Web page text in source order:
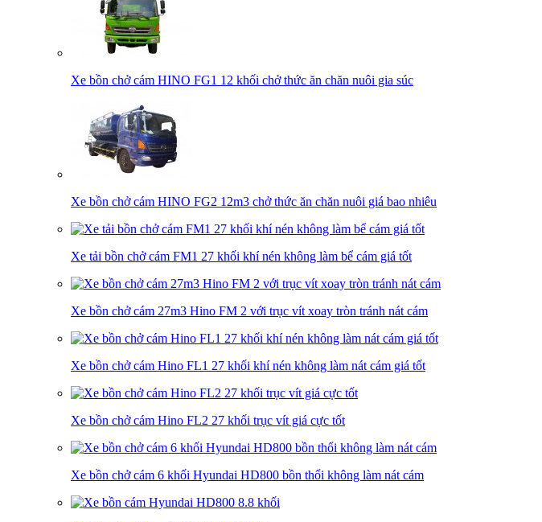
Xe bồn chở cám HINO FG1 12 khối chở thức ăn chăn nuôi gia súc
Xe bồn chở cám HINO FG2 12m3 chở thức ăn chăn nuôi giá bao nhiêu
Xe tải bồn chở cám FM1 27 khối khí nén không làm bể cám giá tốt
Xe bồn chở cám 27m3 Hino FM 2 với trục vít xoay tròn tránh nát cám
Xe bồn chở cám Hino FL1 27 khối khí nén không làm nát cám giá tốt
Xe bồn chở cám Hino FL2 27 khối trục vít giá cực tốt
Xe bồn chở cám 6 khối Hyundai HD800 bồn thổi không làm nát cám